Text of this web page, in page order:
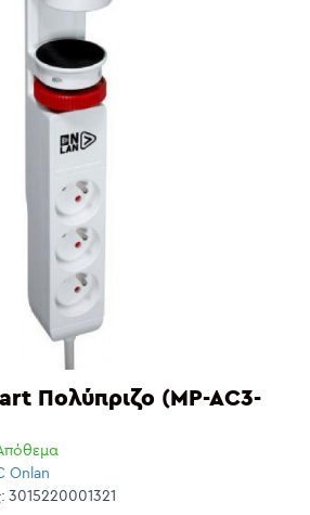
Πολύπριζο (MP-AC3-
Onlan
3015220001321